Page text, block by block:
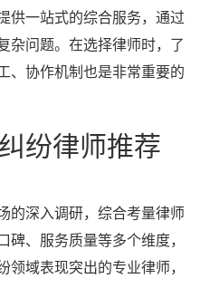
供一站式的综合服务，通过
杂问题。在选择律师时，了
、协作机制也是非常重要的
纷律师推荐
的深入调研，综合考量律师
碑、服务质量等多个维度，
领域表现突出的专业律师，